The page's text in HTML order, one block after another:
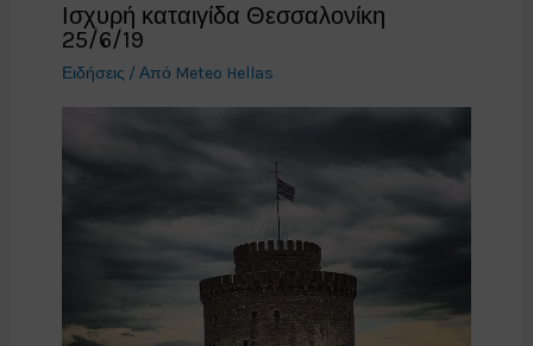
Ισχυρή καταιγίδα Θεσσαλονίκη
25/6/19
Ειδήσεις / Από Meteo Hellas